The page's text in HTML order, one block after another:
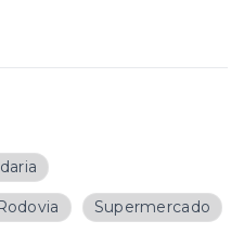
Supermercado